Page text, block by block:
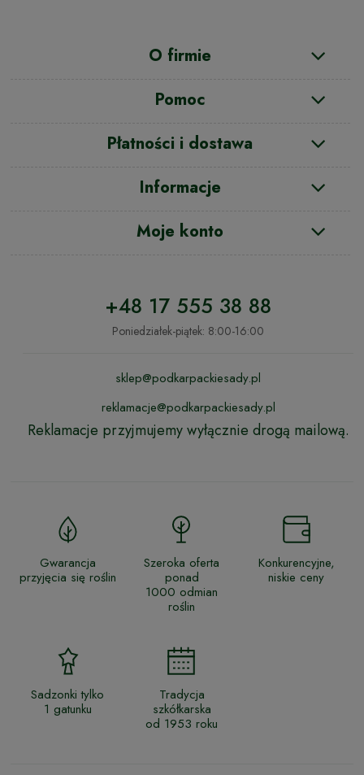
O firmie
Pomoc
Płatności i dostawa
Informacje
Moje konto
+48 17 555 38 88
Poniedziałek-piątek: 8:00-16:00
sklep@podkarpackiesady.pl
reklamacje@podkarpackiesady.pl
Reklamacje przyjmujemy wyłącznie drogą mailową.
Gwarancja
przyjęcia się roślin
Szeroka oferta
ponad
1000 odmian
roślin
Konkurencyjne,
niskie ceny
Sadzonki tylko
1 gatunku
Tradycja
szkółkarska
od 1953 roku